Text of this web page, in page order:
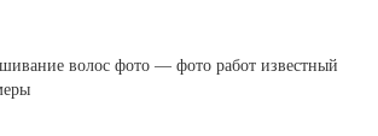
волос фото — фото работ известный